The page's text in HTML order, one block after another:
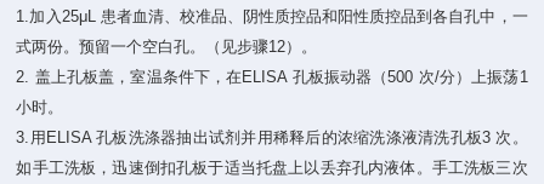
1.加入25μL 患者血清、校准品、阴性质控品和阳性质控品到各自孔中，一
式两份。预留一个空白孔。（见步骤12）。
2. 盖上孔板盖，室温条件下，在ELISA 孔板振动器（500 次/分）上振荡1
小时。
3.用ELISA 孔板洗涤器抽出试剂并用稀释后的浓缩洗涤液清洗孔板3 次。
如手工洗板，迅速倒扣孔板于适当托盘上以丢弃孔内液体。手工洗板三次